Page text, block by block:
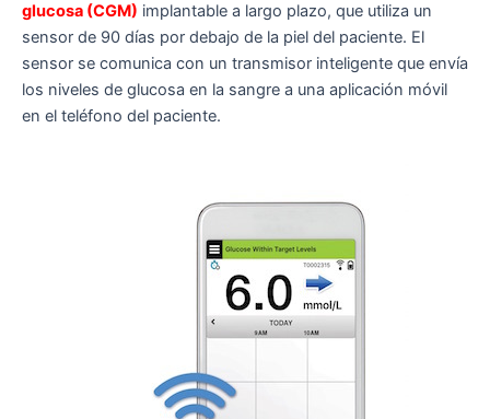
glucosa (CGM) implantable a largo plazo, que utiliza un
sensor de 90 días por debajo de la piel del paciente. El
sensor se comunica con un transmisor inteligente que envía
los niveles de glucosa en la sangre a una aplicación móvil
en el teléfono del paciente.